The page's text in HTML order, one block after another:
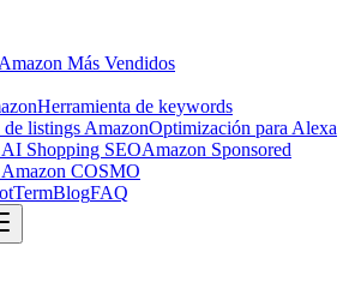
Amazon Más Vendidos
Herramienta de keywords
listings AmazonOptimización para Alexa
Shopping SEOAmazon Sponsored
COSMO
BlogFAQ